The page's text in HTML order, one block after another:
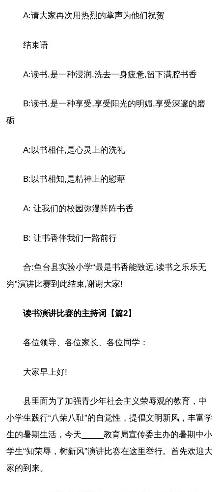
A:请大家再次用热烈的掌声为他们祝贺
结束语
A:读书,是一种浸润,洗去一身疲惫,留下满腔书香
B:读书,是一种享受,享受阳光的明媚,享受深邃的磨
砺
A:以书相伴,是心灵上的洗礼
B:以书相知,是精神上的慰藉
A: 让我们的校园弥漫阵阵书香
B: 让书香伴我们一路前行
合:鱼台县实验小学“最是书香能致远,读书之乐乐无
穷”演讲比赛到此结束,谢谢大家!
读书演讲比赛的主持词【篇2】
各位领导、各位家长、各位同学：
大家早上好!
县里面为了加强青少年社会主义荣辱观的教育，中
小学生践行“八荣八耻”的自觉性，提倡文明新风，丰富学
生的暑期生活，今天_____教育局宣传委主办的暑期中小
学生“知荣辱，树新风”演讲比赛在这里举行。首先欢迎大
家的到来。